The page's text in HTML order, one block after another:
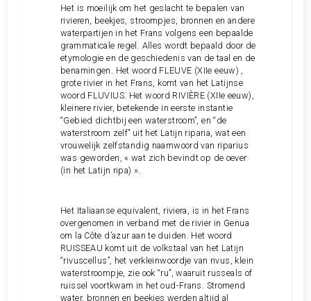
Het is moeilijk om het geslacht te bepalen van
rivieren, beekjes, stroompjes, bronnen en andere
waterpartijen in het Frans volgens een bepaalde
grammaticale regel. Alles wordt bepaald door de
etymologie en de geschiedenis van de taal en de
benamingen. Het woord FLEUVE (XIIe eeuw) ,
grote rivier in het Frans, komt van het Latijnse
woord FLUVIUS. Het woord RIVIÈRE (XIIe eeuw),
kleinere rivier, betekende in eerste instantie
“Gebied dichtbij een waterstroom”, en “de
waterstroom zelf” uit het Latijn riparia, wat een
vrouwelijk zelfstandig naamwoord van riparius
was geworden, « wat zich bevindt op de oever
(in het Latijn ripa) ».
Het Italiaanse equivalent, riviera, is in het Frans
overgenomen in verband met de rivier in Genua
om la Côte d’azur aan te duiden. Het woord
RUISSEAU komt uit de volkstaal van het Latijn
“rivuscellus”, het verkleinwoordje van rivus, klein
waterstroompje, zie ook “ru”, waaruit russeals of
ruissel voortkwam in het oud-Frans. Stromend
water, bronnen en beekjes werden altijd al